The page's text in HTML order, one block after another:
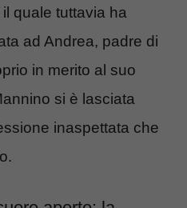
quale tuttavia ha
ad Andrea, padre di
in merito al suo
si è lasciata
inaspettata che